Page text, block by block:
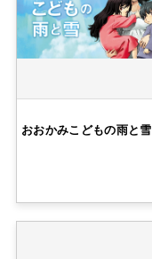
おおかみこどもの雨と雪